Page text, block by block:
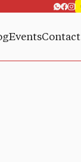
EventsContact